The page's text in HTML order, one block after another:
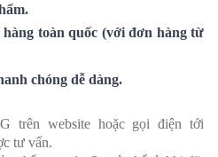
hàng toàn quốc (với đơn hàng từ
chóng dễ dàng.
trên website hoặc gọi điện tới
tư vấn.